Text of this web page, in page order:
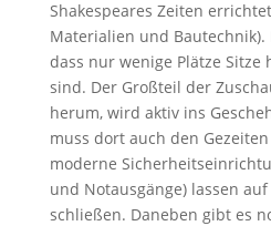
Shakespeares Zeiten
Materialien und Bautechnik).
dass nur wenige Plätze
sind. Der Großteil der
herum, wird aktiv ins
muss dort auch den
moderne
und Notausgänge) lassen
schließen. Daneben gibt es